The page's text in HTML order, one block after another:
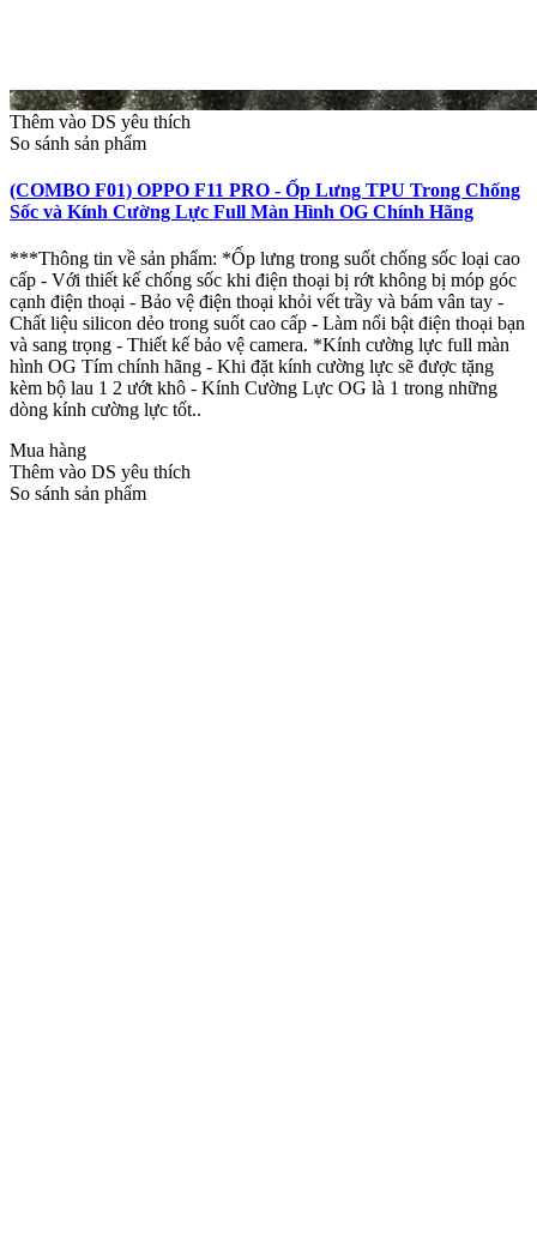
Thêm vào DS yêu thích
So sánh sản phẩm
(COMBO F01) OPPO F11 PRO - Ốp Lưng TPU Trong Chống
Sốc và Kính Cường Lực Full Màn Hình OG Chính Hãng
***Thông tin về sản phẩm: *Ốp lưng trong suốt chống sốc loại cao
cấp - Với thiết kế chống sốc khi điện thoại bị rớt không bị móp góc
cạnh điện thoại - Bảo vệ điện thoại khỏi vết trầy và bám vân tay -
Chất liệu silicon dẻo trong suốt cao cấp - Làm nổi bật điện thoại bạn
và sang trọng - Thiết kế bảo vệ camera. *Kính cường lực full màn
hình OG Tím chính hãng - Khi đặt kính cường lực sẽ được tặng
kèm bộ lau 1 2 ướt khô - Kính Cường Lực OG là 1 trong những
dòng kính cường lực tốt..
Mua hàng
Thêm vào DS yêu thích
So sánh sản phẩm